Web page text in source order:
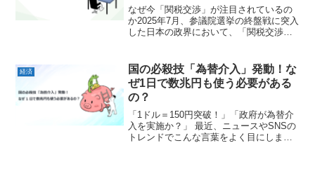
なぜ今「関税交渉」が注目されているの
か2025年7月、参議院選挙の終盤戦に突入
した日本の政界において、「関税交渉」
や通商政策といった国際経済の課題は、
専門的かつ中長期的...
経済
国の必殺技「為替介入」発動！な
ぜ1日で数兆円も使う必要がある
の？
「1ドル＝150円突破！」「政府が為替介
入を実施か？」 最近、ニュースやSNSの
トレンドでこんな言葉をよく目にしませ